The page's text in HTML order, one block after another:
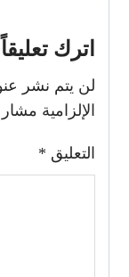
اترك تعليقاً
لن يتم نشر
الإلزامية مشار
التعليق *